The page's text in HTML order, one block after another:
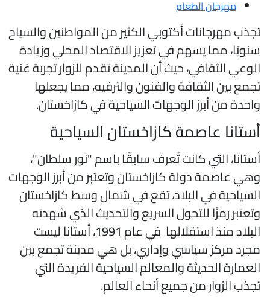
مهرجان الطعام
مهرجانات أكتوبي الكثير من المواطنين والسياح
مما يسهم في تعزيز الاقتصاد المحلي وزيادة
الثقافي، حيث أن المدينة تقدم للزوار تجربة غنية
بين الثقافة والفنون والترفيه، مما يجعلها
من أبرز الوجهات السياحية في كازاخستان.
عاصمة كازاخستان السياحية
التي كانت تُعرف سابقًا باسم "نور سلطان"،
عاصمة دولة كازاخستان وتعتبر من أبرز الوجهات
في البلاد، تقع في شمال وسط كازاخستان
رمزًا للتحول السريع والتحديث الذي شهدته
البلاد منذ استقلالها في عام 1991، أستانا ليست
مركز سياسي وإداري، بل هي مدينة تجمع بين
الحديثة والمعالم السياحية الفريدة التي
الزوار من جميع أنحاء العالم.